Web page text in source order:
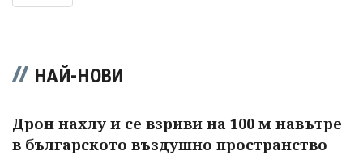
НАЙ-НОВИ
Дрон нахлу и се взриви на 100 м навътре
в българското въздушно пространство